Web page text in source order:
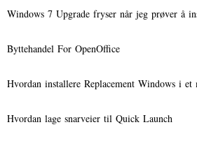
Windows 7 Upgrade fryser når jeg prøver å
Byttehandel For OpenOffice
Hvordan installere Replacement Windows i et
Hvordan lage snarveier til Quick Launch